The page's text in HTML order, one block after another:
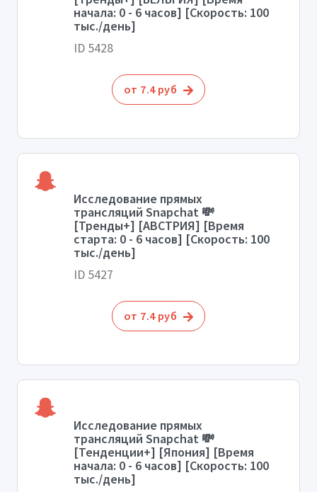
начала: 0 - 6 часов] [Скорость: 100
тыс./день]
ID 5428
от 7.4 руб
Исследование прямых
трансляций Snapchat 💸
[Тренды+] [АВСТРИЯ] [Время
старта: 0 - 6 часов] [Скорость: 100
тыс./день]
ID 5427
от 7.4 руб
Исследование прямых
трансляций Snapchat 💸
[Тенденции+] [Япония] [Время
начала: 0 - 6 часов] [Скорость: 100
тыс./день]